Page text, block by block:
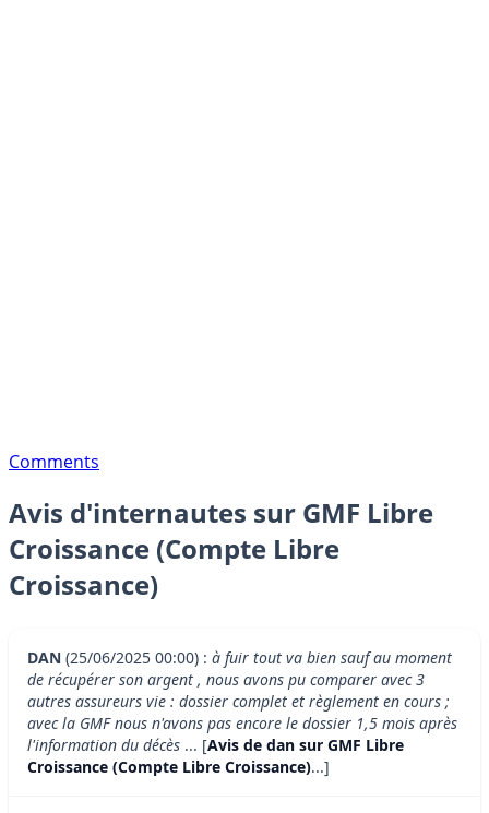
Comments
Avis d'internautes sur GMF Libre
Croissance (Compte Libre
Croissance)
DAN (25/06/2025 00:00) : à fuir tout va bien sauf au moment
de récupérer son argent , nous avons pu comparer avec 3
autres assureurs vie : dossier complet et règlement en cours ;
avec la GMF nous n'avons pas encore le dossier 1,5 mois après
l'information du décès ... [Avis de dan sur GMF Libre
Croissance (Compte Libre Croissance)...]